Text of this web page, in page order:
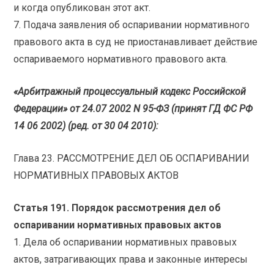
и когда опубликован этот акт.
7. Подача заявления об оспаривании нормативного
правового акта в суд не приостанавливает действие
оспариваемого нормативного правового акта.
«Арбитражный процессуальный кодекс Российской
Федерации» от 24.07 2002 N 95-ФЗ (принят ГД ФС РФ
14 06 2002) (ред. от 30 04 2010):
Глава 23. РАССМОТРЕНИЕ ДЕЛ ОБ ОСПАРИВАНИИ
НОРМАТИВНЫХ ПРАВОВЫХ АКТОВ
Статья 191. Порядок рассмотрения дел об
оспаривании нормативных правовых актов
1. Дела об оспаривании нормативных правовых
актов, затрагивающих права и законные интересы